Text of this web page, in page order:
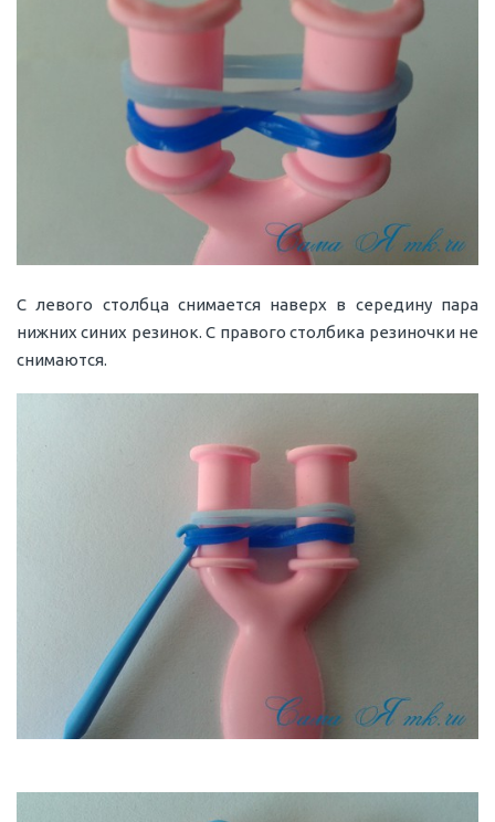
С левого столбца снимается наверх в середину пара
нижних синих резинок. С правого столбика резиночки не
снимаются.